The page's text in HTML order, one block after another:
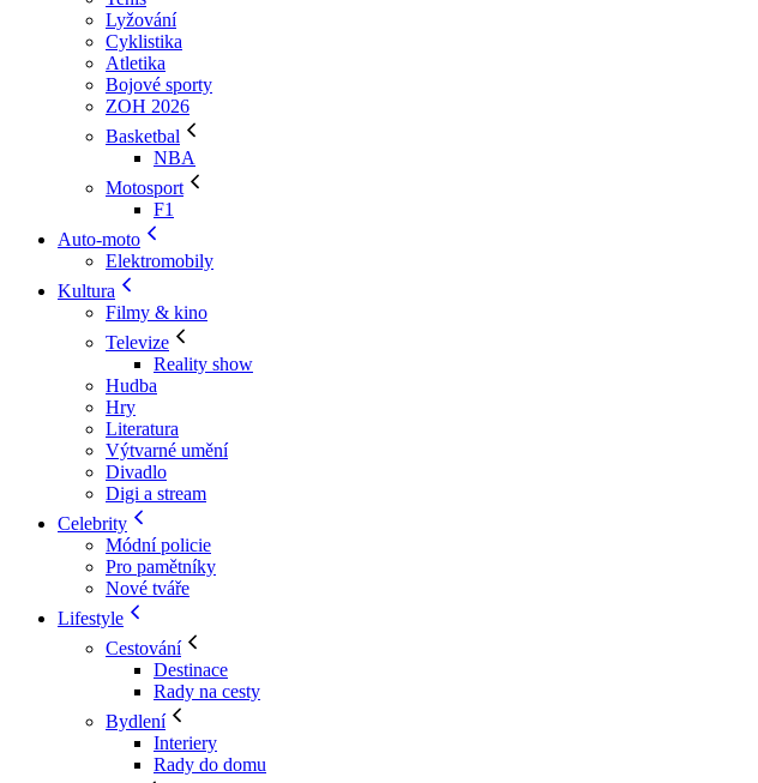
Lyžování
Cyklistika
Atletika
Bojové sporty
ZOH 2026
Basketbal
NBA
Motosport
F1
Auto-moto
Elektromobily
Kultura
Filmy & kino
Televize
Reality show
Hudba
Hry
Literatura
Výtvarné umění
Divadlo
Digi a stream
Celebrity
Módní policie
Pro pamětníky
Nové tváře
Lifestyle
Cestování
Destinace
Rady na cesty
Bydlení
Interiery
Rady do domu